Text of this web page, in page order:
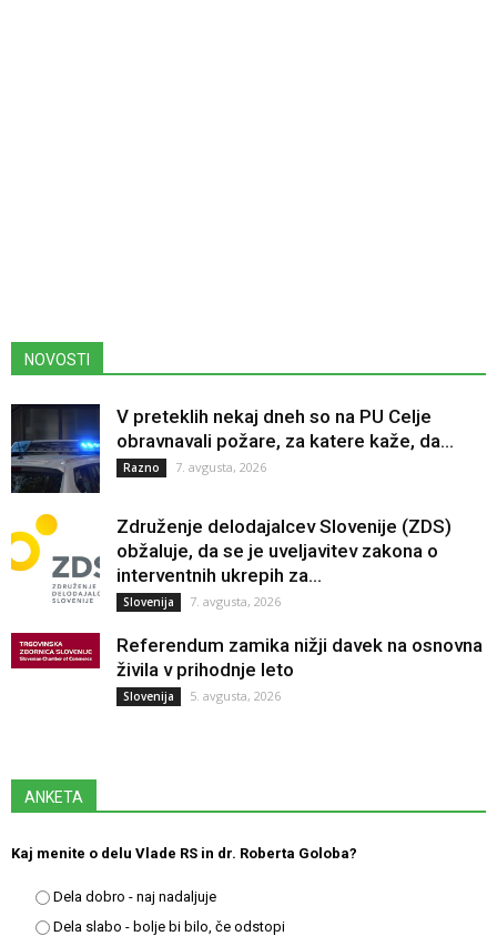
NOVOSTI
V preteklih nekaj dneh so na PU Celje
obravnavali požare, za katere kaže, da...
Razno 7. avgusta, 2026
Združenje delodajalcev Slovenije (ZDS)
obžaluje, da se je uveljavitev zakona o
interventnih ukrepih za...
Slovenija 7. avgusta, 2026
Referendum zamika nižji davek na osnovna
živila v prihodnje leto
Slovenija 5. avgusta, 2026
ANKETA
Kaj menite o delu Vlade RS in dr. Roberta Goloba?
Dela dobro - naj nadaljuje
Dela slabo - bolje bi bilo, če odstopi